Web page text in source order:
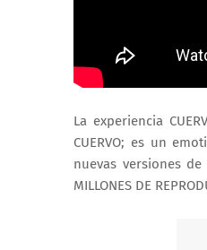
La experiencia
CUERVO; es un
nuevas versiones
MILLONES DE